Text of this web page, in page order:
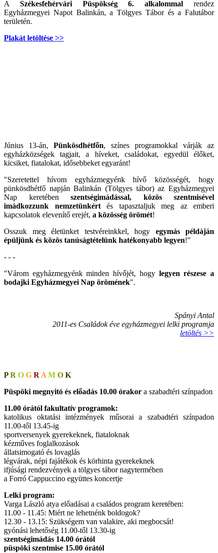
A Székesfehérvári Püspökség 6. alkalommal rendez
Egyházmegyei Napot Balinkán, a Tölgyes Tábor és a Falutábor
területén.
Plakát letöltése >>
Június 13-án, Pünkösdhétfőn, színes programokkal várják az
egyházközségek tagjait, a híveket, családokat, egyedül élőket,
kicsiket, fiatalokat, idősebbeket egyaránt!
"Szeretettel hívom egyházmegyénk hívő közösségét, hogy
pünkösdhétfő napján Balinkán (Tölgyes tábor) az Egyházmegyei
Nap keretében szentségimádással, közös szentmisével
imádkozzunk nemzetünkért és tapasztaljuk meg az emberi
kapcsolatok elevenítő erejét, a közösség örömét!
Osszuk meg életünket testvéreinkkel, hogy egymás példáján
épüljünk és közös tanúságtételünk hatékonyabb legyen!"
- - -
"Várom egyházmegyénk minden hívőjét, hogy legyen részese a
bodajki Egyházmegyei Nap örömének".
Spányi Antal
2011-es Családok éve egyházmegyei lelki programja
letöltés >>
PR O G R A M O K
Püspöki megnyitó és előadás 10.00 órakor a szabadtéri színpadon
11.00 órától fakultatív programok:
katolikus oktatási intézmények műsorai a szabadtéri színpadon
11.00-től 13.45-ig
sportversenyek gyerekeknek, fiataloknak
kézműves foglalkozások
állatsimogató és lovaglás
légvárak, népi fajátékok és körhinta gyerekeknek
ifjúsági rendezvények a tölgyes tábor nagytermében
a Forró Cappuccino együttes koncertje
Lelki program:
Varga László atya előadásai a családos program keretében:
11.00 - 11.45: Miért ne lehetnénk boldogok?
12.30 - 13.15: Szükségem van valakire, aki megbocsát!
gyónási lehetőség 11.00-től 13.30-ig
szentségimádás 14.00 órától
püspöki szentmise 15.00 órától